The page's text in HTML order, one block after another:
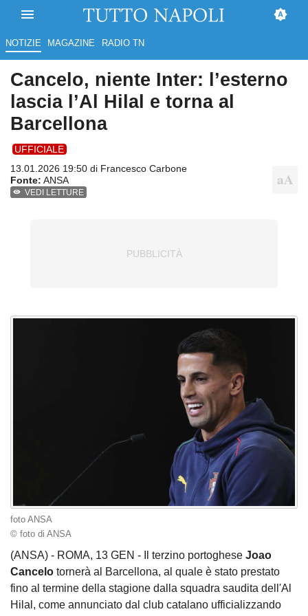
NOTIZIE MAGAZINE RADIO TN
Cancelo, niente Inter: l’esterno
lascia l’Al Hilal e torna al
Barcellona
UFFICIALE
13.01.2026 19:50 di Francesco Carbone
Fonte: ANSA
VEDI LETTURE
foto ANSA
© foto di ANSA
(ANSA) - ROMA, 13 GEN - Il terzino portoghese Joao
Cancelo tornerà al Barcellona, al quale è stato prestato
fino al termine della stagione dalla squadra saudita dell'Al
Hilal, come annunciato dal club catalano ufficializzando